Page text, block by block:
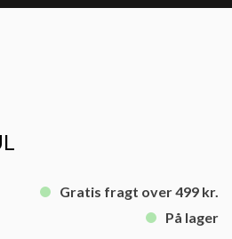
Gratis fragt over 499 kr.
På lager